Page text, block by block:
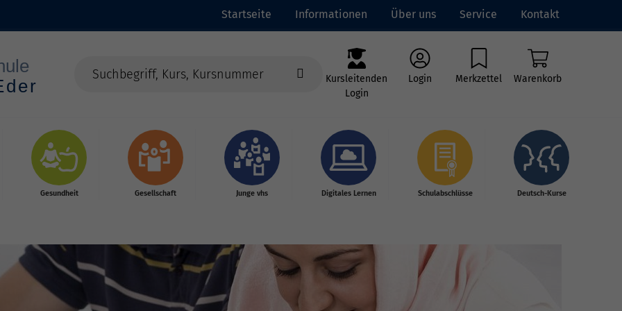
Startseite Informationen Über uns Service Kontakt
Kursleitenden
Login
Login Merkzettel Warenkorb
Gesundheit Gesellschaft Junge vhs Digitales Lernen Schulabschlüsse Deutsch-Kurse